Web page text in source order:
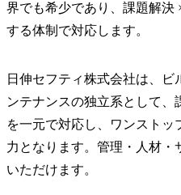
界でも希少であり、課題解決
する体制で対応します。
日伸セフティ株式会社は、
ンテナンスの独立系として、
を一元で対応し、ワンスト
力となります。管理・人材
いただけます。